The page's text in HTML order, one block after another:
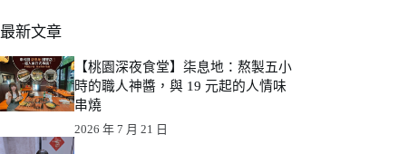
最新文章
【桃園深夜食堂】柒息地：熬製五小
時的職人神醬，與 19 元起的人情味
串燒
2026 年 7 月 21 日